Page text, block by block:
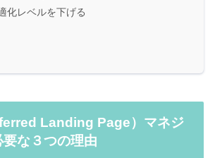
化レベルを下げる
Landing Page）マネジ
要な３つの理由